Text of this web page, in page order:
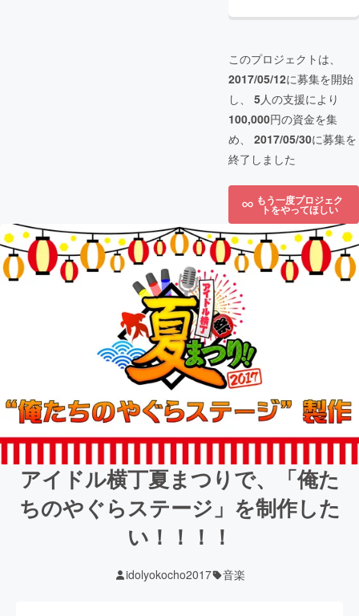
このプロジェクトは、
2017/05/12に募集を開始
し、 5人の支援により
100,000円の資金を集
め、 2017/05/30に募集を
終了しました
もう一度プロジェク
トをやってほしい
アイドル横丁夏まつりで、「俺た
ちのやぐらステージ」を制作した
い！！！！
idolyokocho2017 音楽